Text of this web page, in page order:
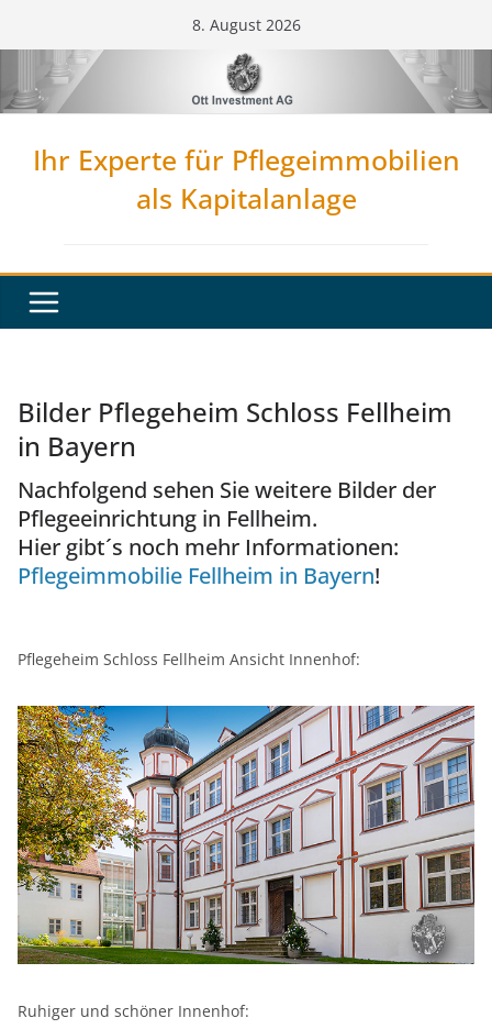
Inhalt
springen
8. August 2026
Ihr Experte für Pflegeimmobilien
als Kapitalanlage
Bilder Pflegeheim Schloss Fellheim
in Bayern
Nachfolgend sehen Sie weitere Bilder der
Pflegeeinrichtung in Fellheim.
Hier gibt´s noch mehr Informationen:
Pflegeimmobilie Fellheim in Bayern!
Pflegeheim Schloss Fellheim Ansicht Innenhof:
Ruhiger und schöner Innenhof: